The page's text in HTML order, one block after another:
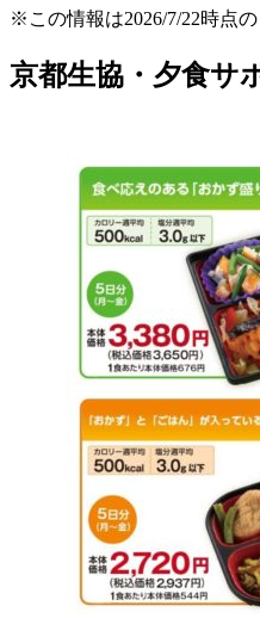
※この情報は2026/7/22時点
京都生協・夕食サ